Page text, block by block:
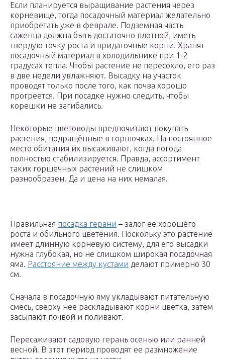
Если планируется выращивание растения через
корневище, тогда посадочный материал желательно
приобретать уже в феврале. Подземная часть
саженца должна быть достаточно плотной, иметь
твердую точку роста и придаточные корни. Хранят
посадочный материал в холодильнике при 1-2
градусах тепла. Чтобы растение не пересохло, его раз
в две недели увлажняют. Высадку на участок
проводят только после того, как почва хорошо
прогреется. При посадке нужно следить, чтобы
корешки не загибались.
Некоторые цветоводы предпочитают покупать
растения, подращённые в горшочках. На постоянное
место обитания их высаживают, когда погода
полностью стабилизируется. Правда, ассортимент
таких горшечных растений не слишком
разнообразен. Да и цена на них немалая.
Правильная посадка герани – залог ее хорошего
роста и обильного цветения. Поскольку это растение
имеет длинную корневую систему, для его высадки
нужна глубокая, но не слишком широкая посадочная
яма. Расстояние между кустами делают примерно 30
см.
Сначала в посадочную яму укладывают питательную
смесь, сверху нее раскладывают корни цветка, затем
засыпают почвой и поливают.
Пересаживают садовую герань осенью или ранней
весной. В этот период проводят ее размножение